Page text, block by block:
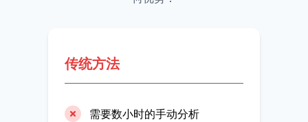
传统方法
需要数小时的手动分析